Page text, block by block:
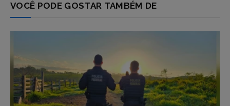
VOCÊ PODE GOSTAR TAMBÉM DE